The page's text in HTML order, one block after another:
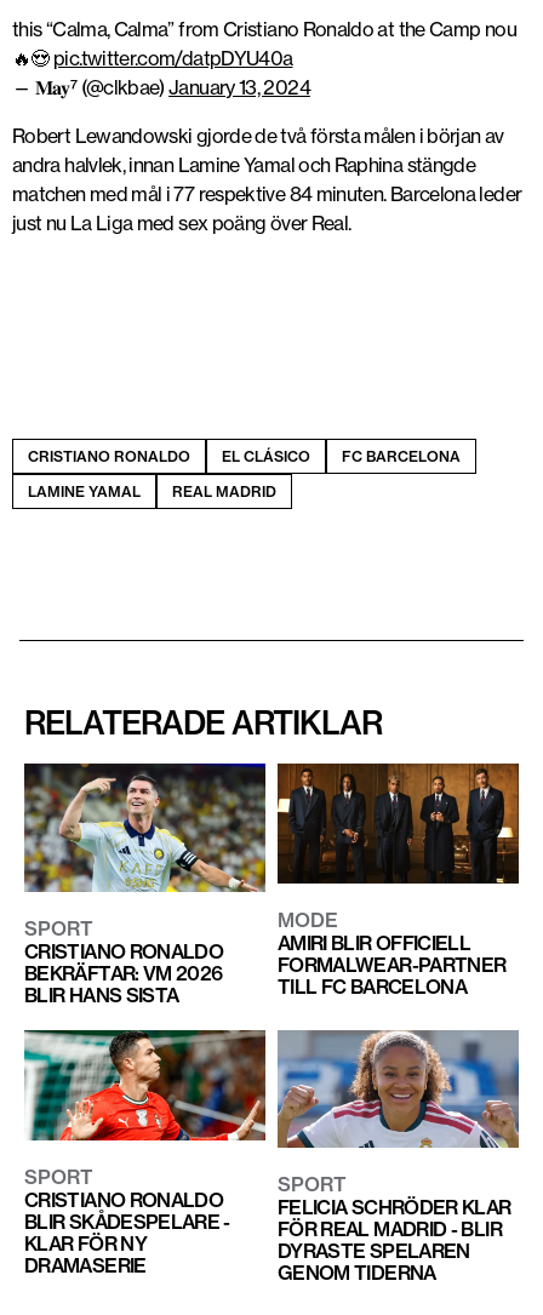
this “Calma, Calma” from Cristiano Ronaldo at the Camp nou
🔥😍 pic.twitter.com/datpDYU40a
— 𝐌𝐚𝐲⁷ (@clkbae)January 13, 2024
Robert Lewandowski gjorde de två första målen i början av
andra halvlek, innan Lamine Yamal och Raphina stängde
matchen med mål i 77 respektive 84 minuten. Barcelona leder
just nu La Liga med sex poäng över Real.
CRISTIANO RONALDO EL CLÁSICO
FC BARCELONA
LAMINE YAMAL
REAL MADRID
RELATERADE ARTIKLAR
SPORT
CRISTIANO RONALDO
BEKRÄFTAR: VM 2026
BLIR HANS SISTA
MODE
AMIRI BLIR OFFICIELL
FORMALWEAR-PARTNER
TILL FC BARCELONA
SPORT
CRISTIANO RONALDO
BLIR SKÅDESPELARE -
KLAR FÖR NY
DRAMASERIE
SPORT
FELICIA SCHRÖDER KLAR
FÖR REAL MADRID - BLIR
DYRASTE SPELAREN
GENOM TIDERNA